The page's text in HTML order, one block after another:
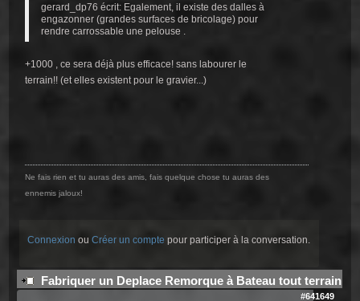
gerard_dp76 écrit: Egalement, il existe des dalles à
engazonner (grandes surfaces de bricolage) pour
rendre carrossable une pelouse .
+1000 , ce sera déjà plus efficace! sans labourer le
terrain!! (et elles existent pour le gravier...)
Ne fais rien et tu auras des amis, fais quelque chose tu auras des
ennemis jaloux!
Connexion ouCréer un compte pour participer à la conversation.
Fabriquer un Deplace Remorque à Bateau tout terrain
#641649